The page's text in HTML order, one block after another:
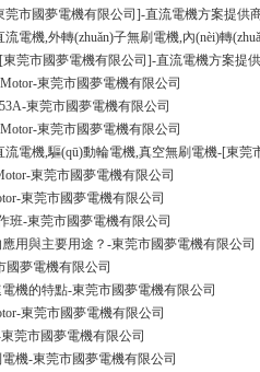
莞市國夢電機有限公司]-直流電機方案提供
流電機,外轉(zhuǎn)子無刷電機,內(nèi)轉
莞市國夢電機有限公司]-直流電機方案提
東莞市國夢電機有限公司
東莞市國夢電機有限公司
東莞市國夢電機有限公司
流電機,驅(qū)動輪電機,真空無刷電機-[東
東莞市國夢電機有限公司
東莞市國夢電機有限公司
班-東莞市國夢電機有限公司
用與主要用途？-東莞市國夢電機有限公司
國夢電機有限公司
機的特點-東莞市國夢電機有限公司
東莞市國夢電機有限公司
莞市國夢電機有限公司
機-東莞市國夢電機有限公司